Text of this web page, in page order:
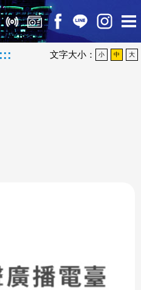
::: 文字大小： 小 中 大